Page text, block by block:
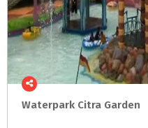
Waterpark Citra Garden